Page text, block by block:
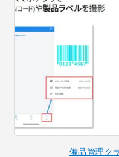
備品管理ク